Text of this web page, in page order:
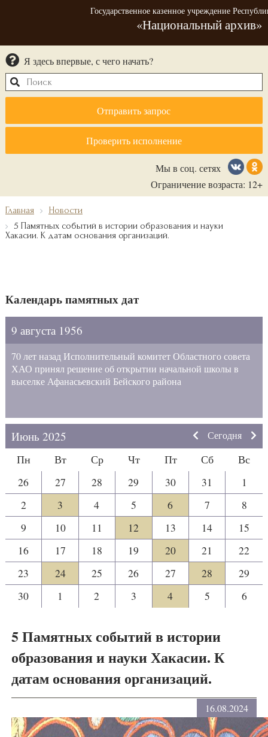
Государственное казенное учреждение
«Национальный архив»
Я здесь впервые, с чего начать?
Отправить запрос
Проверить исполнение
Мы в соц. сетях
Ограничение возраста: 12+
Главная
Новости
5 Памятных событий в истории образования и науки
Хакасии. К датам основания организаций.
Календарь памятных дат
9 августа 1956
70 лет назад Исполнительный комитет Областного совета
ХАО принял решение об открытии начальной школы в
выселке Афанасьевский Бейского района
Июнь 2025 Сегодня
Пн Вт Ср Чт Пт Сб
Вс
26
27 28 29 30 31
1
2
3 4 5 6 7
8
9
10 11 12 13 14
15
16
17 18 19 20 21
22
23
24 25 26 27 28
29
30
1 2 3 4 5 6
5 Памятных событий в истории
образования и науки Хакасии. К
датам основания организаций.
16.08.2024